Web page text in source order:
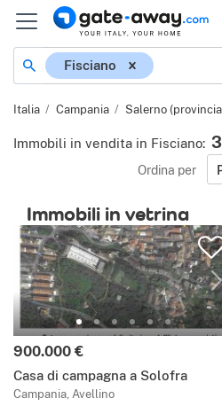
Località
Fisciano
Italia Campania Salerno
Immobili in vendita in Fisciano: 3
Ordina per
Immobili in vetrina
Prezzo:
900.000 €
Casa di campagna a Solofra
Campania, Avellino